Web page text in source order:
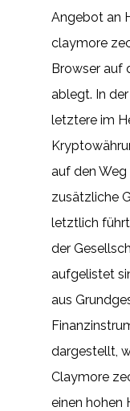
Angebot an
claymore
Browser auf
ablegt. In
letztere im
auf den
zusätzliche
letztlich
der
aufgelistet
aus
dargestellt,
Claymore
einen hohen